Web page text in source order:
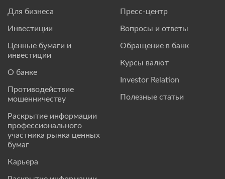
Для бизнеса
Инвестиции
Ценные бумаги и
инвестиции
О банке
Противодействие
мошенничеству
Раскрытие информации
профессионального
участника рынка ценных
бумаг
Карьера
Пресс-центр
Вопросы и ответы
Обращение в банк
Курсы валют
Investor Relation
Полезные статьи